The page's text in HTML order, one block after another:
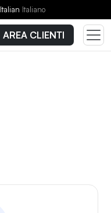
Italian Italiano
AREA CLIENTI